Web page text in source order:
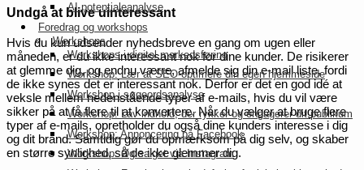
AI potentialeanalyse
Foredrag og workshops
Workshops
Workshops i digital markedsføring
Workshop: Lær at SEO-optimere din egen hjemmeside
Workshop i søgeordsanalyse
Workshop: Lav indhold, der rykker og engagerer dit publikum
Workshop: Annoncering på Facebook
Workshop: Øg salget via Instagram
Undgå at blive uinteressant
Hvis du kun udsender nyhedsbreve en gang om ugen eller
måneden, er du ikke interessant nok for dine kunder. De risikerer
at glemme dig, og endnu værre, afmelde sig din e-mail liste, fordi
de ikke synes det er interessant nok. Derfor er det en god idé at
veksle mellem nedenstående typer af e-mails, hvis du vil være
sikker på at få flere til at konvertere. Når du vælger at bruge flere
typer af e-mails, opretholder du også dine kunders interesse i dig
og dit brand. Samtidig gør du opmærksom på dig selv, og skaber
en større synlighed, så de ikke glemmer dig.